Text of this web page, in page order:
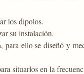
los dipolos.
su instalación.
ello se diseñó y
situarlos en la